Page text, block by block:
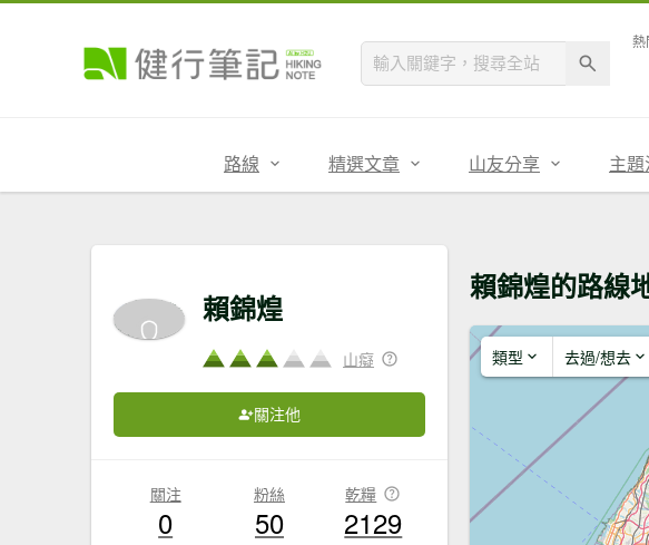
熱
路線 精選文章 山友分享 主
賴錦煌
山癡
關注他
關注
0
粉絲
50
乾糧
2129
賴錦煌的路線
類型 去過/想去